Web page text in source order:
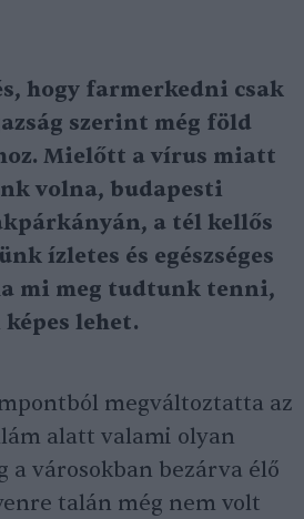
hogy farmerkedni csak
szerint még föld
Mielőtt a vírus miatt
volna, budapesti
a tél kellős
ízletes és egészséges
mi meg tudtunk tenni,
lehet.
megváltoztatta az
alatt valami olyan
a városokban bezárva élő
talán még nem volt